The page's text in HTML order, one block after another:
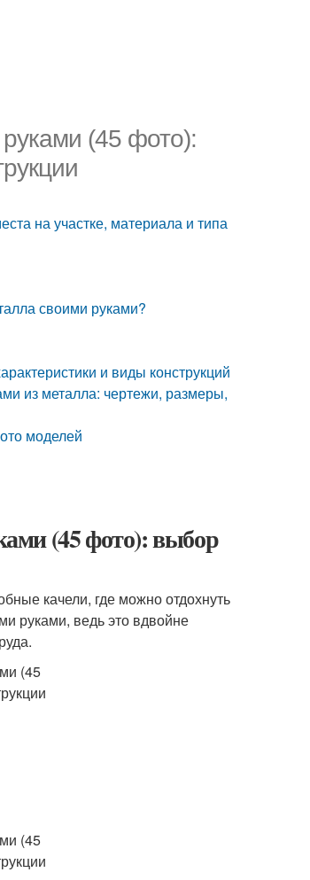
(45 фото):
на участке, материала и типа
своими руками?
и виды конструкций
из металла: чертежи, размеры,
моделей
(45 фото): выбор
качели, где можно отдохнуть
руками, ведь это вдвойне